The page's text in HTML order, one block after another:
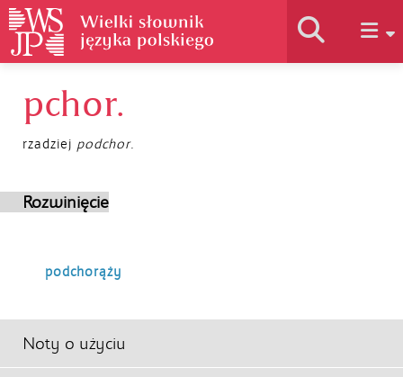
pchor.
rzadziej podchor.
Rozwinięcie
podchorąży
Noty o użyciu